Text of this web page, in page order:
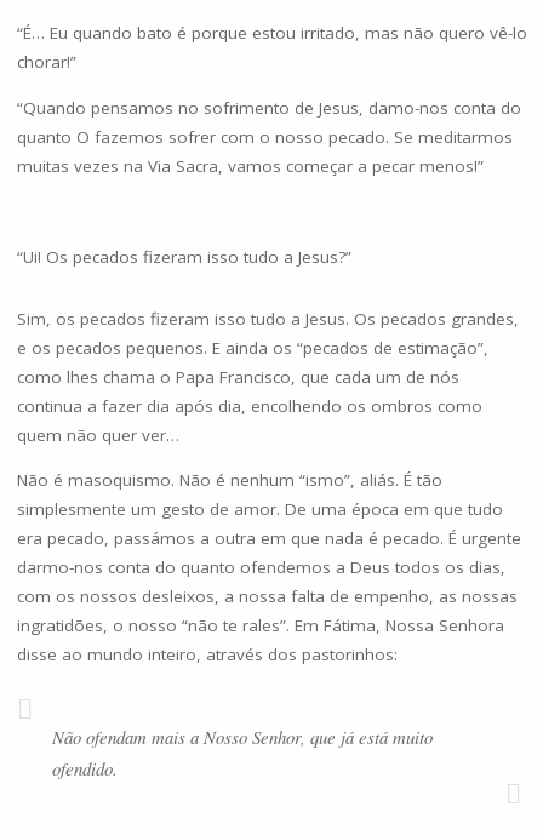
“É… Eu quando bato é porque estou irritado, mas não quero vê-lo
chorar!”
“Quando pensamos no sofrimento de Jesus, damo-nos conta do
quanto O fazemos sofrer com o nosso pecado. Se meditarmos
muitas vezes na Via Sacra, vamos começar a pecar menos!”
“Ui! Os pecados fizeram isso tudo a Jesus?”
Sim, os pecados fizeram isso tudo a Jesus. Os pecados grandes,
e os pecados pequenos. E ainda os “pecados de estimação”,
como lhes chama o Papa Francisco, que cada um de nós
continua a fazer dia após dia, encolhendo os ombros como
quem não quer ver…
Não é masoquismo. Não é nenhum “ismo”, aliás. É tão
simplesmente um gesto de amor. De uma época em que tudo
era pecado, passámos a outra em que nada é pecado. É urgente
darmo-nos conta do quanto ofendemos a Deus todos os dias,
com os nossos desleixos, a nossa falta de empenho, as nossas
ingratidões, o nosso “não te rales”. Em Fátima, Nossa Senhora
disse ao mundo inteiro, através dos pastorinhos:
Não ofendam mais a Nosso Senhor, que já está muito
ofendido.